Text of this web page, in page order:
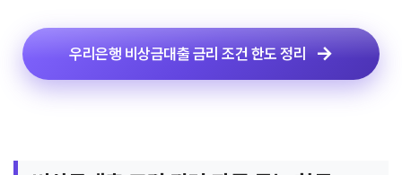
우리은행 비상금대출 금리 조건 한도 정리